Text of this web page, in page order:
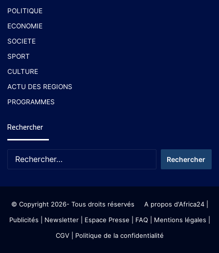
POLITIQUE
ECONOMIE
SOCIETE
SPORT
CULTURE
ACTU DES REGIONS
PROGRAMMES
Rechercher
© Copyright 2026- Tous droits réservés A propos d'Africa24|
Publicités
Newsletter| Espace Presse | FAQ | Mentions légales
CGV| Politique de la confidentialité